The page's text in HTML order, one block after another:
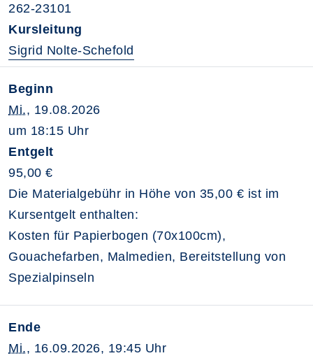
262-23101
Kursleitung
Sigrid Nolte-Schefold
Beginn
Mi., 19.08.2026
um 18:15 Uhr
Entgelt
95,00 €
Die Materialgebühr in Höhe von 35,00 € ist im
Kursentgelt enthalten:
Kosten für Papierbogen (70x100cm),
Gouachefarben, Malmedien, Bereitstellung von
Spezialpinseln
Ende
Mi., 16.09.2026, 19:45 Uhr